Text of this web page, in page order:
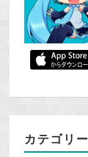
カテゴリー